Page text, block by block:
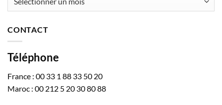
CONTACT
Téléphone
France : 00 33 1 88 33 50 20
Maroc : 00 212 5 20 30 80 88